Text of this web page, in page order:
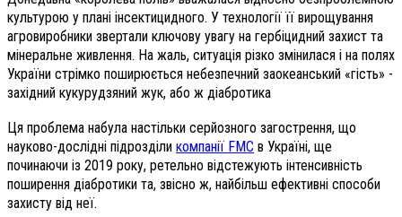
культурою у плані інсектицидного. У технології її вирощування
агровиробники звертали ключову увагу на гербіцидний захист та
мінеральне живлення. На жаль, ситуація різко змінилася і на полях
України стрімко поширюється небезпечний заокеанський «гість» -
західний кукурудзяний жук, або ж діабротика
Ця проблема набула настільки серйозного загострення, що
науково-дослідні підрозділи компанії FMC в Україні, ще
починаючи із 2019 року, ретельно відстежують інтенсивність
поширення діабротики та, звісно ж, найбільш ефективні способи
захисту від неї.